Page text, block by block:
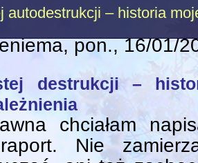
autodestrukcji – historia
, pon., 16/01/
destrukcji –
chciałam
Nie